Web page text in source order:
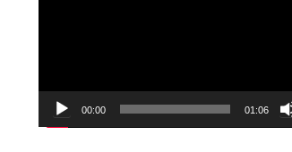
00:00 01:06